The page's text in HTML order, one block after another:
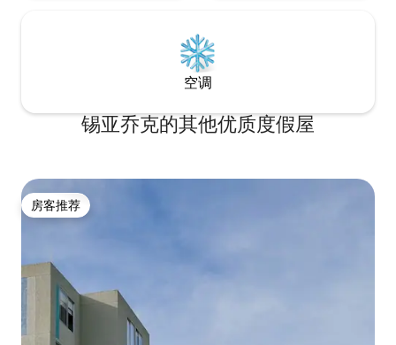
空调
锡亚乔克的其他优质度假屋
房客推荐
房客推荐